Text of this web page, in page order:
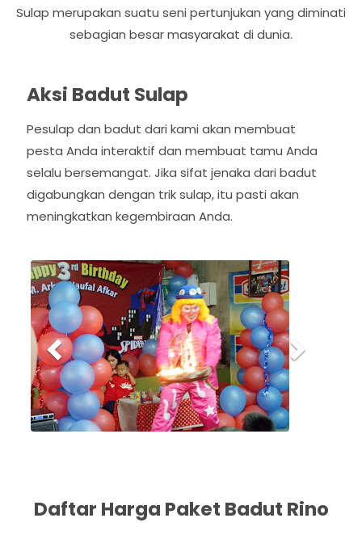
Sulap merupakan suatu seni pertunjukan yang diminati
sebagian besar masyarakat di dunia.
Aksi Badut Sulap
Pesulap dan badut dari kami akan membuat
pesta Anda interaktif dan membuat tamu Anda
selalu bersemangat. Jika sifat jenaka dari badut
digabungkan dengan trik sulap, itu pasti akan
meningkatkan kegembiraan Anda.
P
r
e
v
i
o
u
s
Daftar Harga Paket Badut Rino